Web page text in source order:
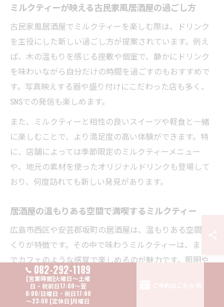
ミルクティーが映える古民家風居酒屋の過ごし方
古民家風居酒屋でミルクティーを楽しむ際は、ドリンク
を主役にした新しい過ごし方が提案されています。例え
ば、木の温もりを感じる座敷や個室で、静かにドリンク
を味わいながら自分だけの時間を過ごすのもおすすめで
す。写真映えする器や盛り付けにこだわった店も多く、
SNSでの発信も楽しめます。
また、ミルクティーと相性の良いスイーツや軽食と一緒
に楽しむことで、より満足度の高い体験ができます。特
に、店舗によっては季節限定のミルクティーメニュー
や、地元の素材を使ったオリジナルドリンクも登場して
おり、何度訪れても新しい発見があります。
居酒屋の温もりある空間で満喫するミルクティー
広島市西区や安芸郡坂町の居酒屋は、温もりある空間づ
くりが特徴です。その中で味わうミルクティーは、まる
でカフェのような感覚で楽しめるのが魅力です。照明や
インテリアの工夫により、心地よい時間を演出してくれ
ます。
082-292-1189